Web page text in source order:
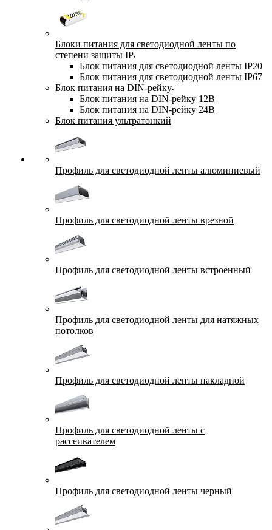
Блоки питания для светодиодной ленты по
степени защиты IP
Блок питания для светодиодной ленты IP20
Блок питания для светодиодной ленты IP67
Блок питания на DIN-рейку
Блок питания на DIN-рейку 12В
Блок питания на DIN-рейку 24В
Блок питания ультратонкий
Профиль для светодиодной ленты алюминиевый
Профиль для светодиодной ленты врезной
Профиль для светодиодной ленты встроенный
Профиль для светодиодной ленты для натяжных
потолков
Профиль для светодиодной ленты накладной
Профиль для светодиодной ленты с
рассеивателем
Профиль для светодиодной ленты черный